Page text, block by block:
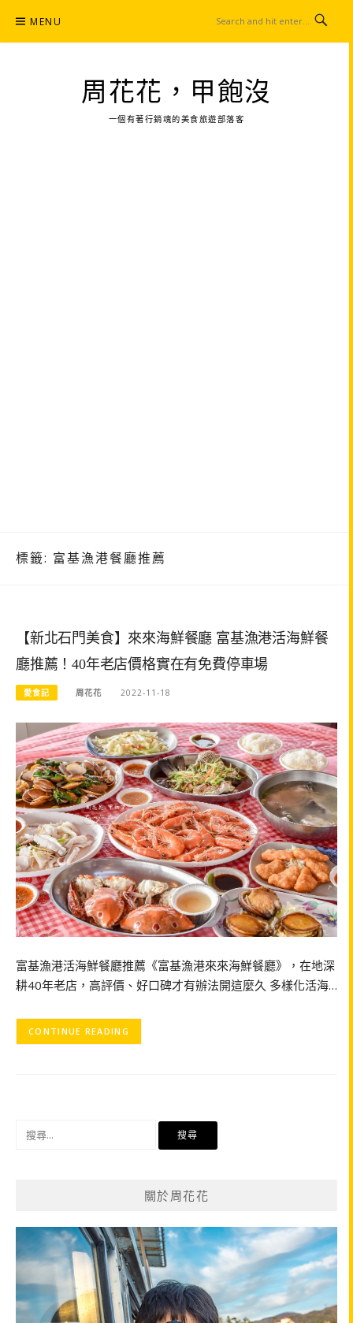
content
MENU
周花花，甲飽沒
一個有著行銷魂的美食旅遊部落客
標籤: 富基漁港餐廳推薦
【新北石門美食】來來海鮮餐廳 富基漁港活海鮮餐
廳推薦！40年老店價格實在有免費停車場
愛食記 周花花 2022-11-18
富基漁港活海鮮餐廳推薦《富基漁港來來海鮮餐廳》，在地深
耕40年老店，高評價、好口碑才有辦法開這麼久 多樣化活海…
CONTINUE READING
關於周花花